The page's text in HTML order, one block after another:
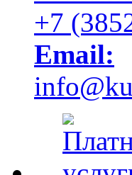
+7
Email: